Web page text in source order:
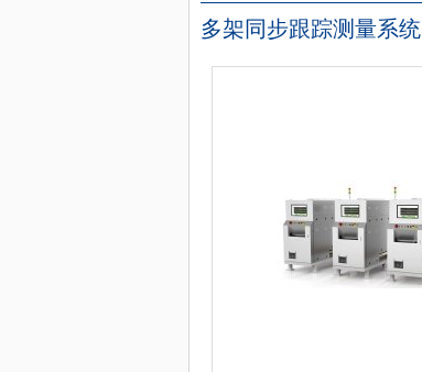
多架同步跟踪测量系统